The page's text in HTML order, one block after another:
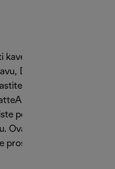
kod kuće uz ovaj
De'Longhi Dedica
napitke poput bariste
s tri profila
postigli savršene
Ovaj vrhunski aparat ima
prostora za korisničke